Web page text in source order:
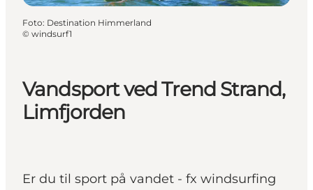
Vandsport ved Trend Strand,
Limfjorden
Er du til sport på vandet - fx windsurfing
Foto: Destination Himmerland
© windsurf1